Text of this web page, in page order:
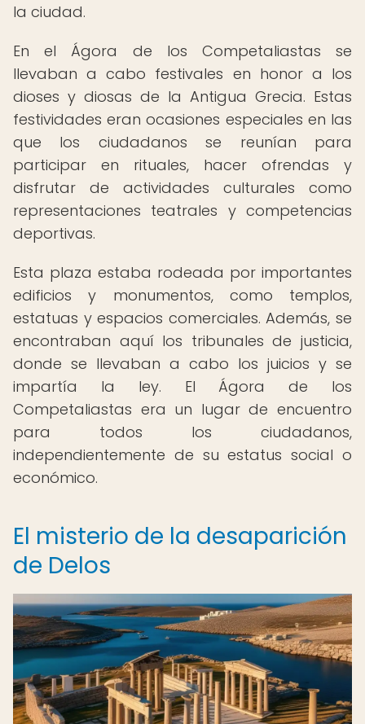
la ciudad.
En el Ágora de los Competaliastas se
llevaban a cabo festivales en honor a los
dioses y diosas de la Antigua Grecia. Estas
festividades eran ocasiones especiales en las
que los ciudadanos se reunían para
participar en rituales, hacer ofrendas y
disfrutar de actividades culturales como
representaciones teatrales y competencias
deportivas.
Esta plaza estaba rodeada por importantes
edificios y monumentos, como templos,
estatuas y espacios comerciales. Además, se
encontraban aquí los tribunales de justicia,
donde se llevaban a cabo los juicios y se
impartía la ley. El Ágora de los
Competaliastas era un lugar de encuentro
para todos los ciudadanos,
independientemente de su estatus social o
económico.
El misterio de la desaparición
de Delos